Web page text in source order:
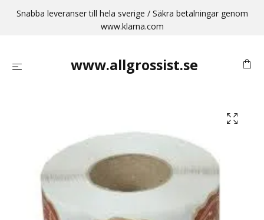
Snabba leveranser till hela sverige / Säkra betalningar genom
www.klarna.com
www.allgrossist.se